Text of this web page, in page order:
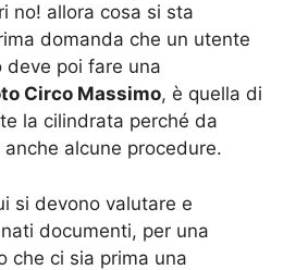
no! allora cosa si sta
domanda che un utente
deve poi fare una
Circo Massimo, è quella di
la cilindrata perché da
alcune procedure.
si devono valutare e
documenti, per una
che ci sia prima una